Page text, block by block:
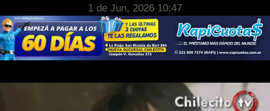
1 de Jun, 2026 10:47